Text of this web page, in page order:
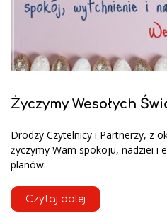
Życzymy Wesołych
Drodzy Czytelnicy i Partnerzy, z
życzymy Wam spokoju, nadziei i
planów.
Czytaj dalej